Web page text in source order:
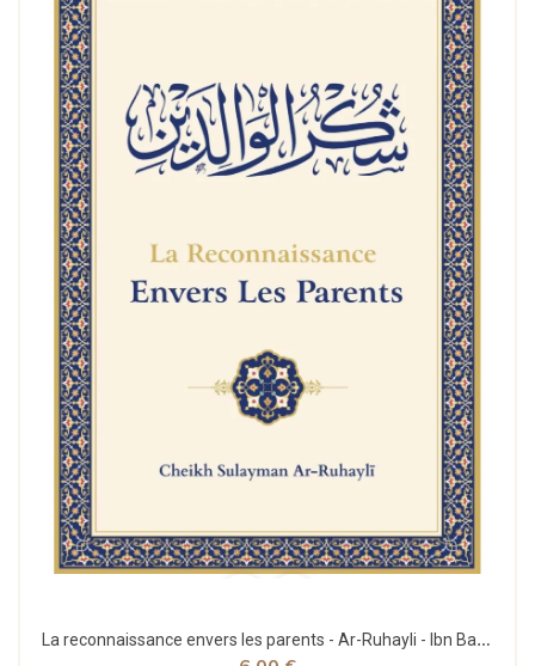
La reconnaissance envers les parents - Ar-Ruhayli - Ibn Badis